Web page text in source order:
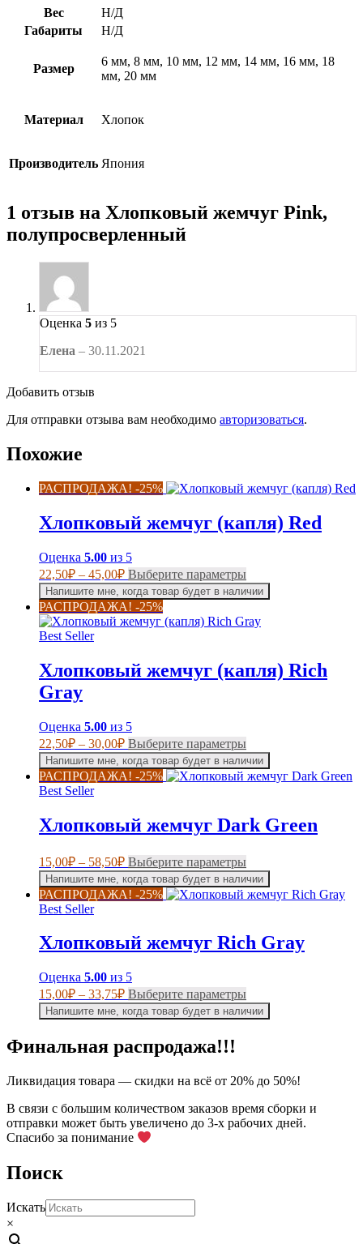
Вес
Н/Д
Габариты
Н/Д
Размер
6 мм, 8 мм, 10 мм, 12 мм, 14 мм, 16 мм, 18
мм, 20 мм
Материал Хлопок
Производитель Япония
1 отзыв на Хлопковый жемчуг Pink,
полупросверленный
Оценка 5 из 5
Елена – 30.11.2021
Добавить отзыв
Для отправки отзыва вам необходимо авторизоваться.
Похожие
РАСПРОДАЖА! -25%
Хлопковый жемчуг (капля) Red
Оценка 5.00 из 5
22,50₽ – 45,00₽Диапазон
цен:
22,50₽
–
Выберите параметрыЭтот
товар
имеет
вариаций.
выбрать
Напишите мне, когда товар будет в наличии
РАСПРОДАЖА! -25%
Best Seller
Хлопковый жемчуг (капля) Rich
Gray
Оценка 5.00 из 5
22,50₽ – 30,00₽Диапазон
цен:
22,50₽
–
Выберите параметрыЭтот
товар
имеет
несколько
можно
на
странице
товара.
Напишите мне, когда товар будет в наличии
РАСПРОДАЖА! -25%
Best Seller
Хлопковый жемчуг Dark Green
15,00₽ – 58,50₽Диапазон
цен:
15,00₽
–
Выберите параметрыЭтот
товар
имеет
несколько
можно
странице
товара.
Напишите мне, когда товар будет в наличии
РАСПРОДАЖА! -25%
Best Seller
Хлопковый жемчуг Rich Gray
Оценка 5.00 из 5
15,00₽ – 33,75₽Диапазон
цен:
15,00₽
33,75₽
Выберите параметрыЭтот
товар
имеет
можно
на
странице
Напишите мне, когда товар будет в наличии
Финальная распродажа!!!
Ликвидация товара — скидки на всё от 20% до 50%!
В связи с большим количеством заказов время сборки и
отправки может быть увеличено до 3-х рабочих дней.
Спасибо за понимание
Поиск
Искать
×